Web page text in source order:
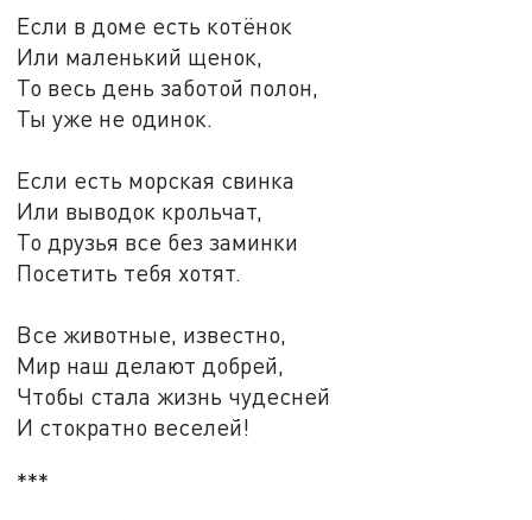
Если в доме есть котёнок
Или маленький щенок,
То весь день заботой полон,
Ты уже не одинок.
Если есть морская свинка
Или выводок крольчат,
То друзья все без заминки
Посетить тебя хотят.
Все животные, известно,
Мир наш делают добрей,
Чтобы стала жизнь чудесней
И стократно веселей!
***